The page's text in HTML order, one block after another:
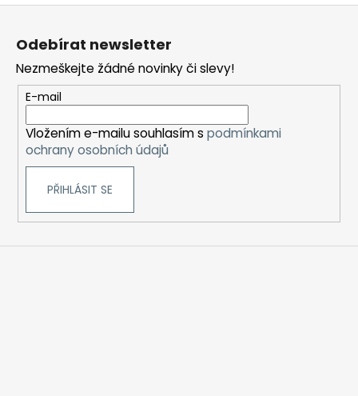
Odebírat newsletter
Nezmeškejte žádné novinky či slevy!
E-mail
Vložením e-mailu souhlasím s podmínkami
ochrany osobních údajů
PŘIHLÁSIT SE